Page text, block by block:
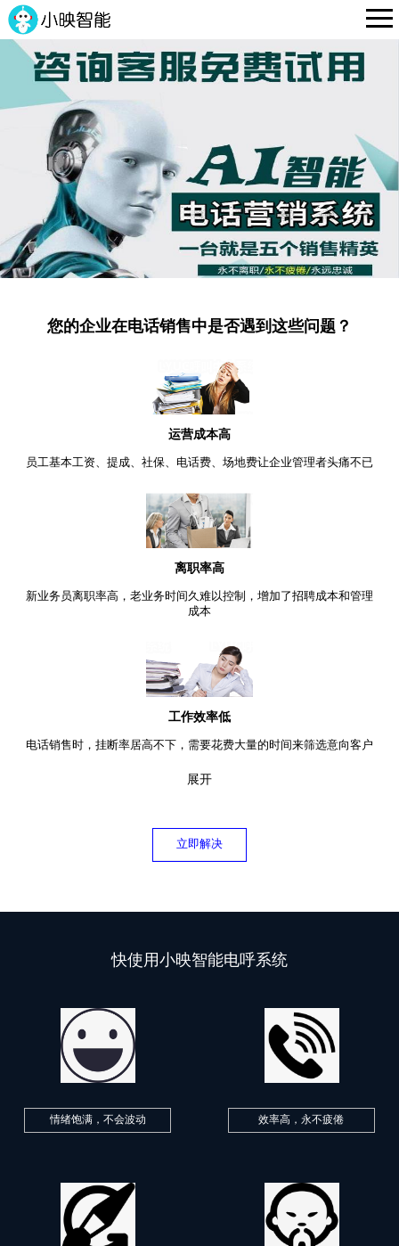

您的企业在电话销售中是否遇到这些问题？
运营成本高
员工基本工资、提成、社保、电话费、场地费让企业管理者头痛不已
离职率高
新业务员离职率高，老业务时间久难以控制，增加了招聘成本和管理
成本
工作效率低
电话销售时，挂断率居高不下，需要花费大量的时间来筛选意向客户
展开
立即解决
快使用小映智能电呼系统
情绪饱满，不会波动 效率高，永不疲倦